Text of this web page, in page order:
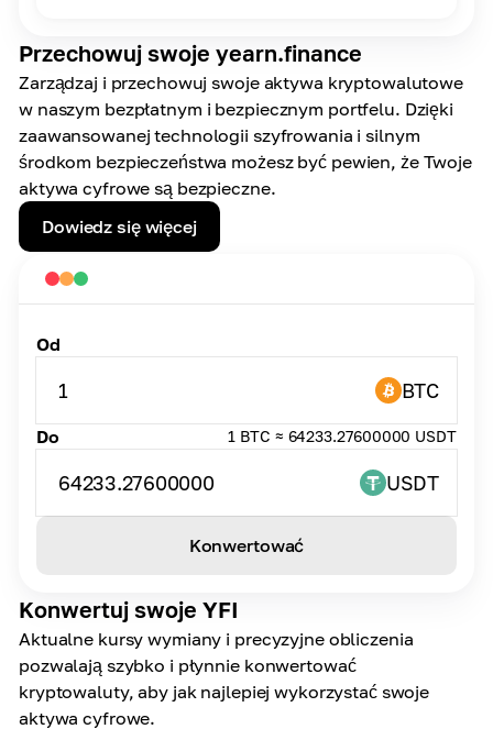
Przechowuj swoje yearn.finance
Zarządzaj i przechowuj swoje aktywa kryptowalutowe
w naszym bezpłatnym i bezpiecznym portfelu. Dzięki
zaawansowanej technologii szyfrowania i silnym
środkom bezpieczeństwa możesz być pewien, że Twoje
aktywa cyfrowe są bezpieczne.
Dowiedz się więcej
Konwertuj swoje YFI
Aktualne kursy wymiany i precyzyjne obliczenia
pozwalają szybko i płynnie konwertować
kryptowaluty, aby jak najlepiej wykorzystać swoje
aktywa cyfrowe.
Od
1 BTC
Do 1 BTC ≈ 64233.27600000 USDT
64233.27600000 USDT
Konwertować